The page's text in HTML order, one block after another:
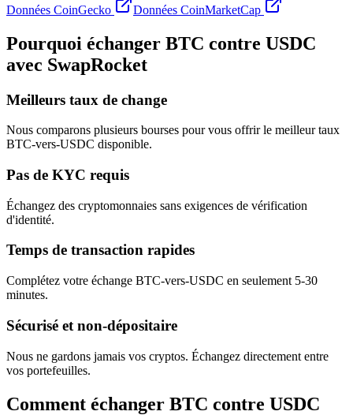
Données CoinGecko Données CoinMarketCap
Pourquoi échanger BTC contre USDC
avec SwapRocket
Meilleurs taux de change
Nous comparons plusieurs bourses pour vous offrir le meilleur taux
BTC-vers-USDC disponible.
Pas de KYC requis
Échangez des cryptomonnaies sans exigences de vérification
d'identité.
Temps de transaction rapides
Complétez votre échange BTC-vers-USDC en seulement 5-30
minutes.
Sécurisé et non-dépositaire
Nous ne gardons jamais vos cryptos. Échangez directement entre
vos portefeuilles.
Comment échanger BTC contre USDC